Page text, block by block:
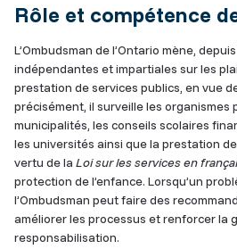
Rôle et compétence
L’Ombudsman de l’Ontario mène,
indépendantes et impartiales sur les
prestation de services publics, en vue
précisément, il surveille les organismes
municipalités, les conseils scolaires
les universités ainsi que la prestation
vertu de la Loi sur les services en
protection de l’enfance. Lorsqu’un
l’Ombudsman peut faire des
améliorer les processus et renforcer la
responsabilisation.